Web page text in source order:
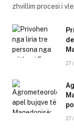
zhvillim procesi i